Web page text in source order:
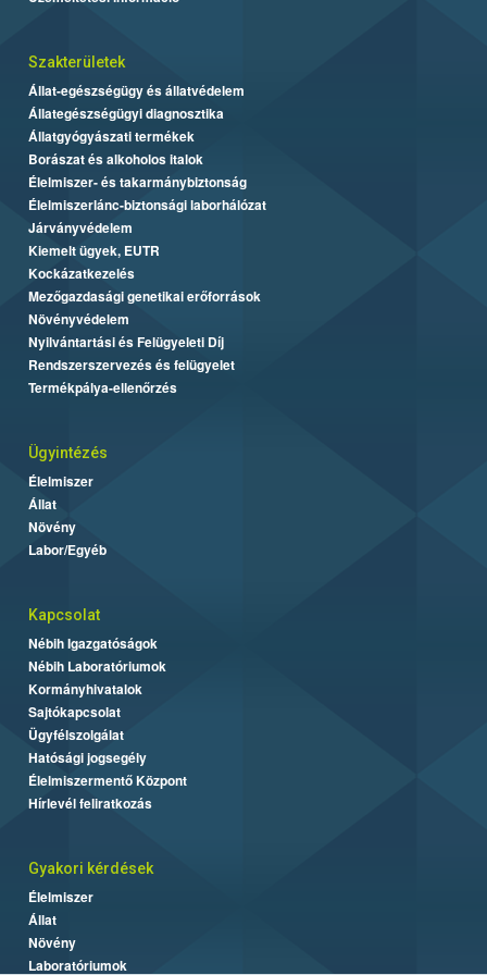
Szakterületek
Állat-egészségügy és állatvédelem
Állategészségügyi diagnosztika
Állatgyógyászati termékek
Borászat és alkoholos italok
Élelmiszer- és takarmánybiztonság
Élelmiszerlánc-biztonsági laborhálózat
Járványvédelem
Kiemelt ügyek, EUTR
Kockázatkezelés
Mezőgazdasági genetikai erőforrások
Növényvédelem
Nyilvántartási és Felügyeleti Díj
Rendszerszervezés és felügyelet
Termékpálya-ellenőrzés
Ügyintézés
Élelmiszer
Állat
Növény
Labor/Egyéb
Kapcsolat
Nébih Igazgatóságok
Nébih Laboratóriumok
Kormányhivatalok
Sajtókapcsolat
Ügyfélszolgálat
Hatósági jogsegély
Élelmiszermentő Központ
Hírlevél feliratkozás
Gyakori kérdések
Élelmiszer
Állat
Növény
Laboratóriumok